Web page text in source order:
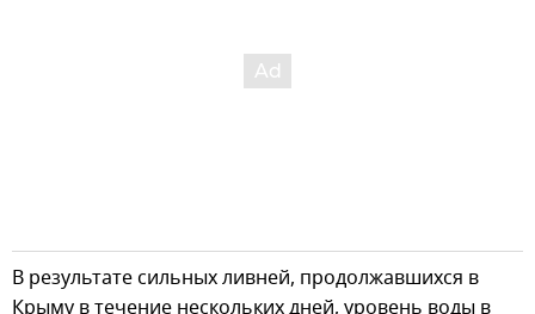
В результате сильных ливней, продолжавшихся в